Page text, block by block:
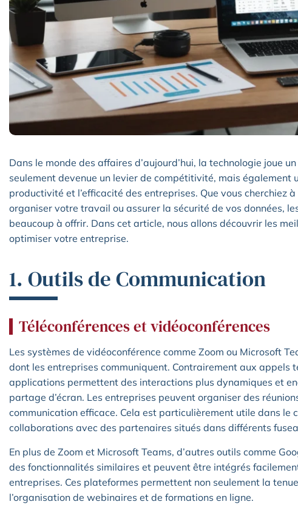
Dans le monde des affaires d’aujourd’hui, la technologie joue
seulement devenue un levier de compétitivité, mais également
productivité et l’efficacité des entreprises. Que vous cherchiez
organiser votre travail ou assurer la sécurité de vos données,
beaucoup à offrir. Dans cet article, nous allons découvrir les
optimiser votre entreprise.
1. Outils de Communication
Téléconférences et vidéoconférences
Les systèmes de vidéoconférence comme Zoom ou Microsoft
dont les entreprises communiquent. Contrairement aux appels
applications permettent des interactions plus dynamiques et
partage d’écran. Les entreprises peuvent organiser des
communication efficace. Cela est particulièrement utile dans le
collaborations avec des partenaires situés dans différents
En plus de Zoom et Microsoft Teams, d’autres outils comme
des fonctionnalités similaires et peuvent être intégrés
entreprises. Ces plateformes permettent non seulement la
l’organisation de webinaires et de formations en ligne.